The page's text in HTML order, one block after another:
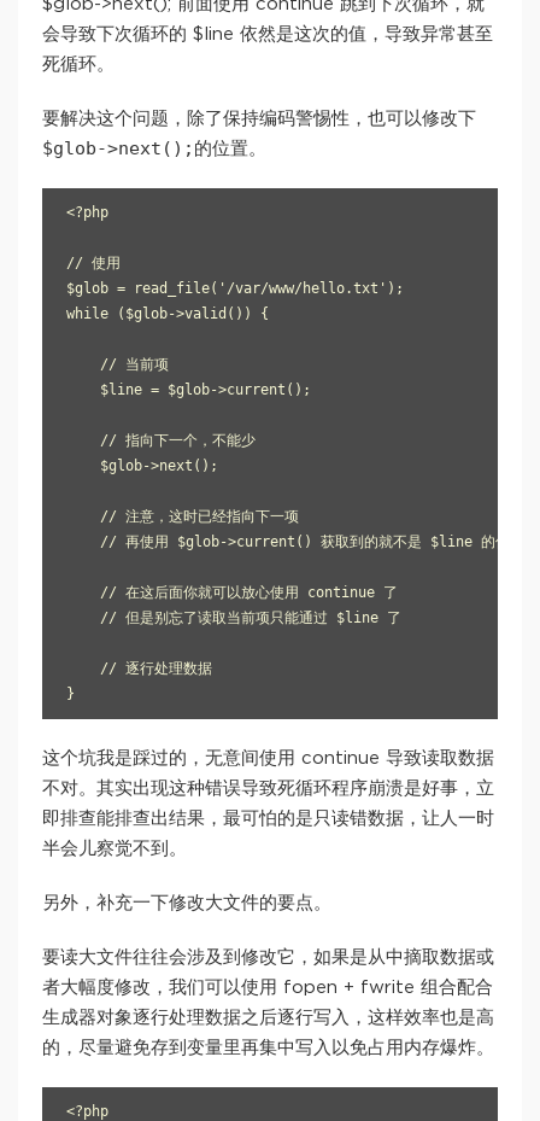
$glob->next(); 前面使用 continue 跳到下次循环，就
会导致下次循环的 $line 依然是这次的值，导致异常甚至
死循环。
要解决这个问题，除了保持编码警惕性，也可以修改下
$glob->next(); 的位置。
<?php
// 使用
$glob = read_file('/var/www/hello.txt');
while ($glob->valid()) {
    // 当前项
    $line = $glob->current();
    // 指向下一个，不能少
    $glob->next();
    // 注意，这时已经指向下一项
// 再使用 $glob->current() 获取到的就不是 $line 的值了，
    // 在这后面你就可以放心使用 continue 了
    // 但是别忘了读取当前项只能通过 $line 了
    // 逐行处理数据
这个坑我是踩过的，无意间使用 continue 导致读取数据
不对。其实出现这种错误导致死循环程序崩溃是好事，立
即排查能排查出结果，最可怕的是只读错数据，让人一时
半会儿察觉不到。
另外，补充一下修改大文件的要点。
要读大文件往往会涉及到修改它，如果是从中摘取数据或
者大幅度修改，我们可以使用 fopen + fwrite 组合配合
生成器对象逐行处理数据之后逐行写入，这样效率也是高
的，尽量避免存到变量里再集中写入以免占用内存爆炸。
<?php